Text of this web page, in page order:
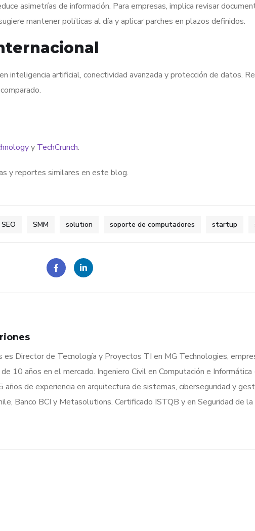
asimetrías de información. Para empresas, implica revisar
mantener políticas al día y aplicar parches en plazos definidos.
inteligencia artificial, conectividad avanzada y protección de datos.
y TechCrunch.
y reportes similares en este blog.
SEO SMM solution soporte de computadores startup
es Director de Tecnología y Proyectos TI en MG Technologies,
10 años en el mercado. Ingeniero Civil en Computación e Informática
años de experiencia en arquitectura de sistemas, ciberseguridad y
Banco BCI y Metasolutions. Certificado ISTQB y en Seguridad de la